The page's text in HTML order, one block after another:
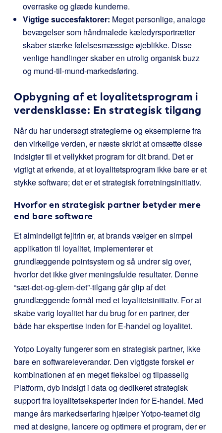
overraske og glæde kunderne.
Vigtige succesfaktorer: Meget personlige, analoge
bevægelser som håndmalede kæledyrsportrætter
skaber stærke følelsesmæssige øjeblikke. Disse
venlige handlinger skaber en utrolig organisk buzz
og mund-til-mund-markedsføring.
Opbygning af et loyalitetsprogram i
verdensklasse: En strategisk tilgang
Når du har undersøgt strategierne og eksemplerne fra
den virkelige verden, er næste skridt at omsætte disse
indsigter til et vellykket program for dit brand. Det er
vigtigt at erkende, at et loyalitetsprogram ikke bare er et
stykke software; det er et strategisk forretningsinitiativ.
Hvorfor en strategisk partner betyder mere
end bare software
Et almindeligt fejltrin er, at brands vælger en simpel
applikation til loyalitet, implementerer et
grundlæggende pointsystem og så undrer sig over,
hvorfor det ikke giver meningsfulde resultater. Denne
“sæt-det-og-glem-det”-tilgang går glip af det
grundlæggende formål med et loyalitetsinitiativ. For at
skabe varig loyalitet har du brug for en partner, der
både har ekspertise inden for E-handel og loyalitet.
Yotpo Loyalty fungerer som en strategisk partner, ikke
bare en softwareleverandør. Den vigtigste forskel er
kombinationen af en meget fleksibel og tilpasselig
Platform, dyb indsigt i data og dedikeret strategisk
support fra loyalitetseksperter inden for E-handel. Med
mange års markedserfaring hjælper Yotpo-teamet dig
med at designe, lancere og optimere et program, der er